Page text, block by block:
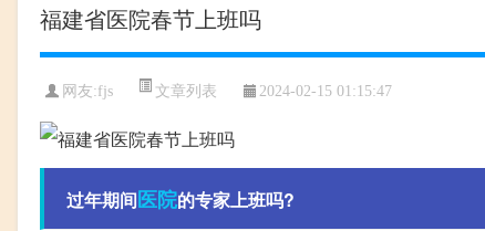
福建省医院春节上班吗
网友:fjs 文章列表 2024-02-15 01:15:47
过年期间医院的专家上班吗?